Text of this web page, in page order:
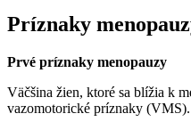
Príznaky
Prvé príznaky menopauzy
Väčšina žien, ktoré sa blížia k
vazomotorické príznaky